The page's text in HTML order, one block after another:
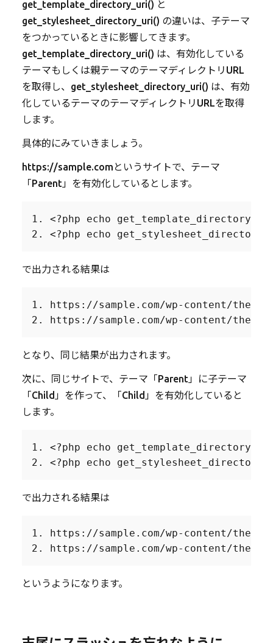
get_template_directory_uri() と
get_stylesheet_directory_uri() の違いは、子テーマ
をつかっているときに影響してきます。
get_template_directory_uri() は、有効化している
テーマもしくは親テーマのテーマディレクトリURL
を取得し、 get_stylesheet_directory_uri() は、有効
化しているテーマのテーマディレクトリURLを取得
します。
具体的にみていきましょう。
https://sample.comというサイトで、テーマ
「Parent」を有効化しているとします。
1. <?php echo
2. <?php echo
で出力される結果は
1. https://sample.com/wp-content/
2. https://sample.com/wp-content/
となり、同じ結果が出力されます。
次に、同じサイトで、テーマ「Parent」に子テーマ
「Child」を作って、「Child」を有効化していると
します。
1. <?php echo
2. <?php echo
で出力される結果は
1. https://sample.com/wp-content/
2. https://sample.com/wp-content/
というようになります。